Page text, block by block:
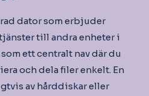
dator som erbjuder
till andra enheter i
ett centralt nav där du
och dela filer enkelt. En
av hårddiskar eller